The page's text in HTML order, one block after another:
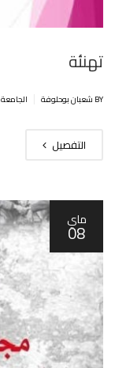
تهنئة
BY شعبان بوحلوفة الجامعة
التفصيل
ماي
08